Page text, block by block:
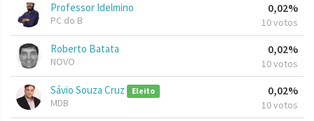
Professor Idelmino
PC do B
0,02%
10 votos
Roberto Batata
NOVO
0,02%
10 votos
Sávio Souza Cruz Eleito
MDB
0,02%
10 votos